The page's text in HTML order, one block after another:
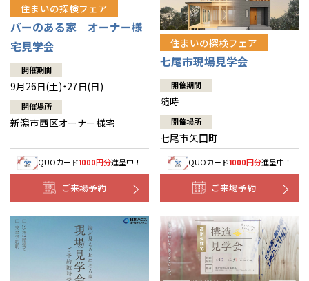
住まいの探検フェア
バーのある家 オーナー様
宅見学会
開催期間
9月26日(土)・27日(日)
開催場所
新潟市西区オーナー様宅
QUOカード1000円分進呈中！
ご来場予約
住まいの探検フェア
七尾市現場見学会
開催期間
随時
開催場所
七尾市矢田町
QUOカード1000円分進呈中！
ご来場予約